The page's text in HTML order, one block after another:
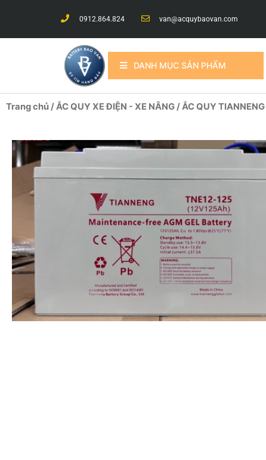
0912.864.824 van@acquybaovan.com
DANH MỤC SẢN PHẨM
Trang chủ/ẮC QUY XE ĐIỆN - XE NÂNG/ẮC QUY TIANNENG